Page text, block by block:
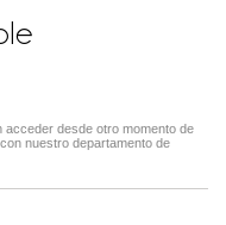
desde otro momento de
nuestro departamento de